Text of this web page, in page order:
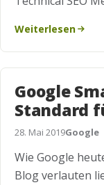
Weiterlesen
Google
Standard
28. Mai 2019Google
Wie Google
Blog verlauten